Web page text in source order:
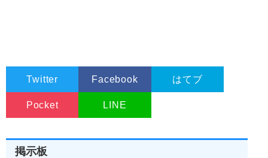
Twitter Facebook はてブ
Pocket LINE
掲示板